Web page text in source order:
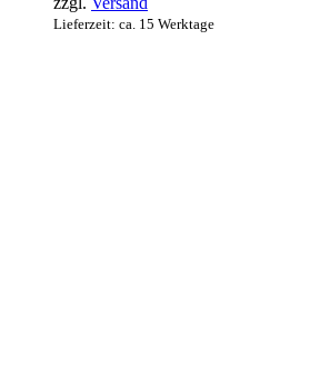
Lieferzeit: ca. 15 Werktage